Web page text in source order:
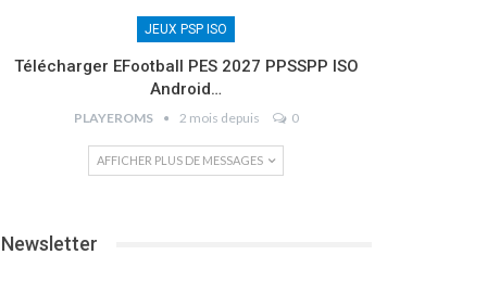
JEUX PSP ISO
Télécharger EFootball PES 2027 PPSSPP ISO
Android…
PLAYEROMS 2 mois depuis 0
AFFICHER PLUS DE MESSAGES
Newsletter